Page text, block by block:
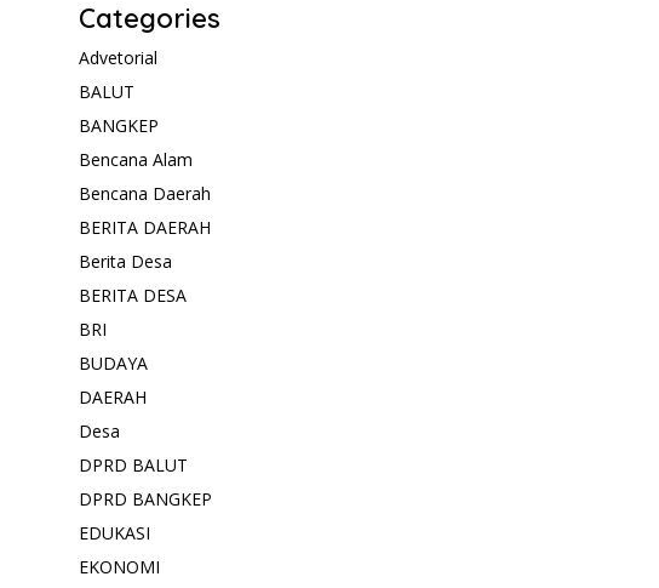
Categories
Advetorial
BALUT
BANGKEP
Bencana Alam
Bencana Daerah
BERITA DAERAH
Berita Desa
BERITA DESA
BRI
BUDAYA
DAERAH
Desa
DPRD BALUT
DPRD BANGKEP
EDUKASI
EKONOMI